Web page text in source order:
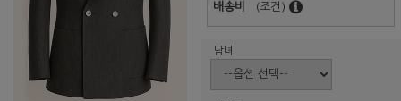
배송비 (조건)
남녀